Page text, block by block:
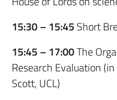
15:30 – 15:45 Short
15:45 – 17:00The
Research Evaluation
Scott, UCL)